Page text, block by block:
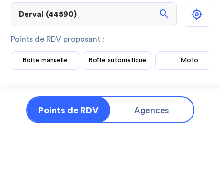
search
Points de RDV proposant :
Boîte manuelle Boîte automatique Moto
Points de RDV Agences